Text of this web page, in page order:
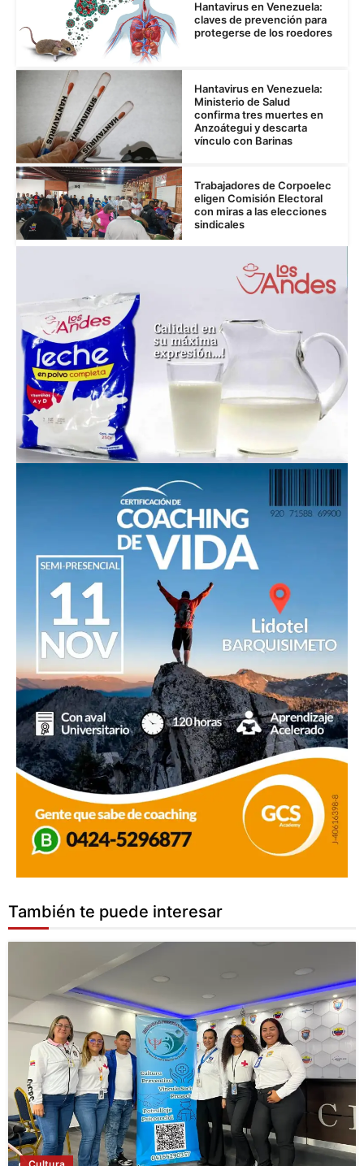
Hantavirus en Venezuela:
claves de prevención para
protegerse de los roedores
Hantavirus en Venezuela:
Ministerio de Salud
confirma tres muertes en
Anzoátegui y descarta
vínculo con Barinas
Trabajadores de Corpoelec
eligen Comisión Electoral
con miras a las elecciones
sindicales
También te puede interesar